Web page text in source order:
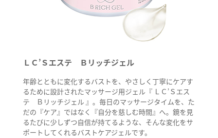
ＬＣ’Ｓエステ Ｂリッチジェル
年齢とともに変化するバストを、やさしく丁寧にケアす
るために設計されたマッサージ用ジェル『 ＬＣ’Ｓエス
テ Ｂリッチジェル 』。毎日のマッサージタイムを、た
だの『ケア』ではなく『自分を慈しむ時間』へ。鏡を見
るたびに少しずつ自信が持てるような、そんな変化をサ
ポートしてくれるバストケアジェルです。